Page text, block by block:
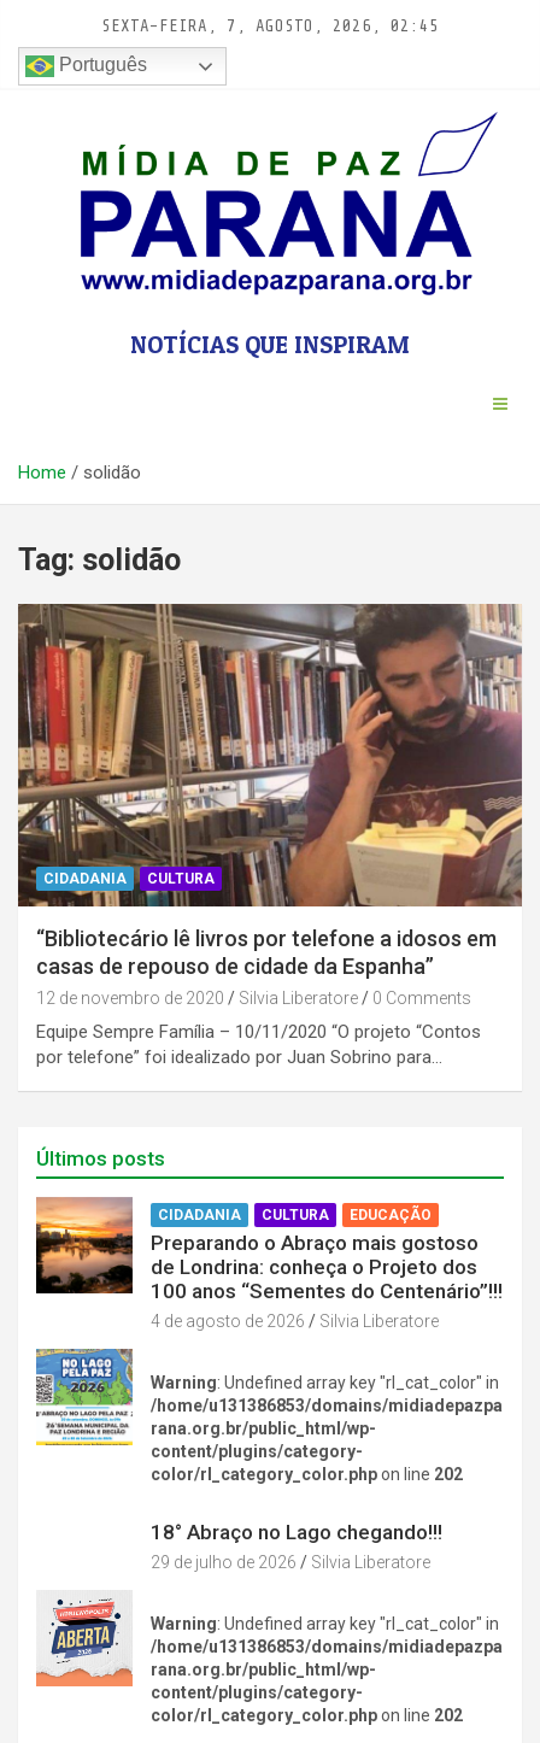
conteúdo
SEXTA-FEIRA, 7, AGOSTO, 2026, 02:45
Português
NOTÍCIAS QUE INSPIRAM
Home solidão
Tag: solidão
CIDADANIA CULTURA
“Bibliotecário lê livros por telefone a idosos em
casas de repouso de cidade da Espanha”
12 de novembro de 2020 Silvia Liberatore 0 Comments
Equipe Sempre Família – 10/11/2020 “O projeto “Contos
por telefone” foi idealizado por Juan Sobrino para…
Últimos posts
CIDADANIA CULTURA EDUCAÇÃO
Preparando o Abraço mais gostoso
de Londrina: conheça o Projeto dos
100 anos “Sementes do Centenário”!!!
4 de agosto de 2026 Silvia Liberatore
Warning: Undefined array key "rl_cat_color" in
/home/u131386853/domains/midiadepazpa
rana.org.br/public_html/wp-
content/plugins/category-
color/rl_category_color.phpon line 202
18° Abraço no Lago chegando!!!
29 de julho de 2026 Silvia Liberatore
Warning: Undefined array key "rl_cat_color" in
/home/u131386853/domains/midiadepazpa
rana.org.br/public_html/wp-
content/plugins/category-
color/rl_category_color.phpon line 202